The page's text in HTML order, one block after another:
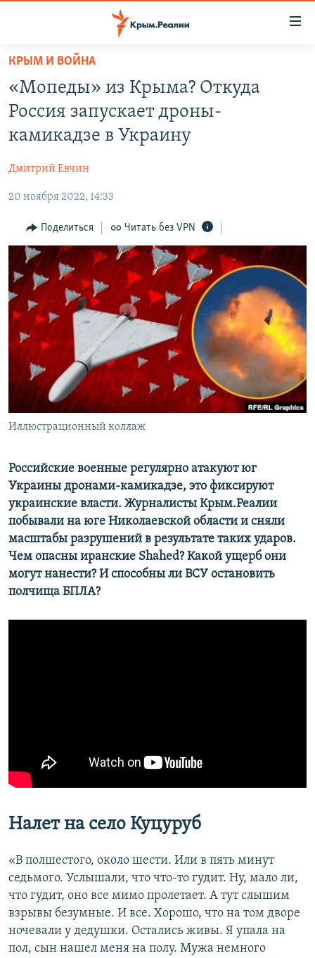
Вернуться
основному
содержанию
главной
навигации
Вернутся
поиску
СПЕЦПРОЕКТЫ
11 ЛЕТ ОККУПАЦИИ КРЫМА. 11 ИСТОРИЙ СОПРОТИВЛЕНИЯ
ЕЩЕ
ИНТЕРАКТИВ
ИНФОГРАФИКА
ТЕЛЕПРОЕКТ КРЫМ.РЕАЛИИ
СОВЕТЫ ПРАВОЗАЩИТНИКОВ
ПРОПАВШИЕ БЕЗ ВЕСТИ
ПОБЕДИТЕЛЕЙ НЕ СУДЯТ?
КРЫМ.НЕПОКОРЕННЫЙ
ELIFBE
УКРАИНСКАЯ ПРОБЛЕМА КРЫМА
РАДІО СВОБОДА
КАК ОБОЙТИ БЛОКИРОВКУ
Українською
Qırımtatar
ПРИСОЕДИНЯЙТЕСЬ!
Все сайты RFE/RL
КРЫМ И ВОЙНА
«Мопеды» из Крыма? Откуда
Россия запускает дроны-
камикадзе в Украину
Дмитрий Евчин
20 ноября 2022, 14:33
Поделиться Читать без VPN
Иллюстрационный коллаж
Российские военные регулярно атакуют юг
Украины дронами-камикадзе, это фиксируют
украинские власти. Журналисты Крым.Реалии
побывали на юге Николаевской области и сняли
масштабы разрушений в результате таких ударов.
Чем опасны иранские Shahed? Какой ущерб они
могут нанести? И способны ли ВСУ остановить
полчища БПЛА?
Налет на село Куцуруб
«В полшестого, около шести. Или в пять минут
седьмого. Услышали, что что-то гудит. Ну, мало ли,
что гудит, оно все мимо пролетает. А тут слышим
взрывы безумные. И все. Хорошо, что на том дворе
ночевали у дедушки. Остались живы. Я упала на
пол, сын нашел меня на полу. Мужа немного